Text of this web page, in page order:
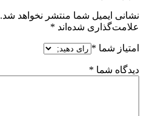
نشانی ایمیل شما منتشر نخواهد شد.
علامت‌گذاری شده‌اند *
امتیاز شما *
دیدگاه شما *